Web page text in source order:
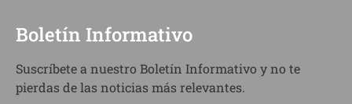
Boletín Informativo
Suscríbete a nuestro Boletín Informativo y no te
pierdas de las noticias más relevantes.